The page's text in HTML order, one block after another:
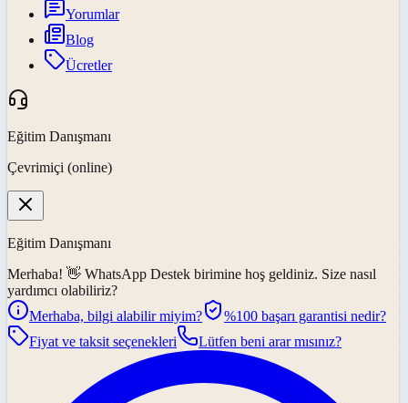
Yorumlar
Blog
Ücretler
Eğitim Danışmanı
Çevrimiçi (online)
Eğitim Danışmanı
Merhaba! 👋 WhatsApp Destek birimine hoş geldiniz. Size nasıl
yardımcı olabiliriz?
Merhaba, bilgi alabilir miyim?
%100 başarı garantisi nedir?
Fiyat ve taksit seçenekleri
Lütfen beni arar mısınız?